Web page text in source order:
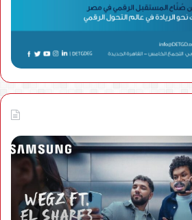
الجهاز
القومي
لتنظيم
الاتصالات
يعلن
إعادة